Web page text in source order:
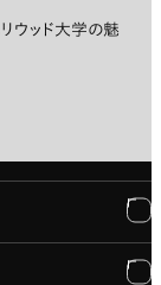
リウッド大学の魅